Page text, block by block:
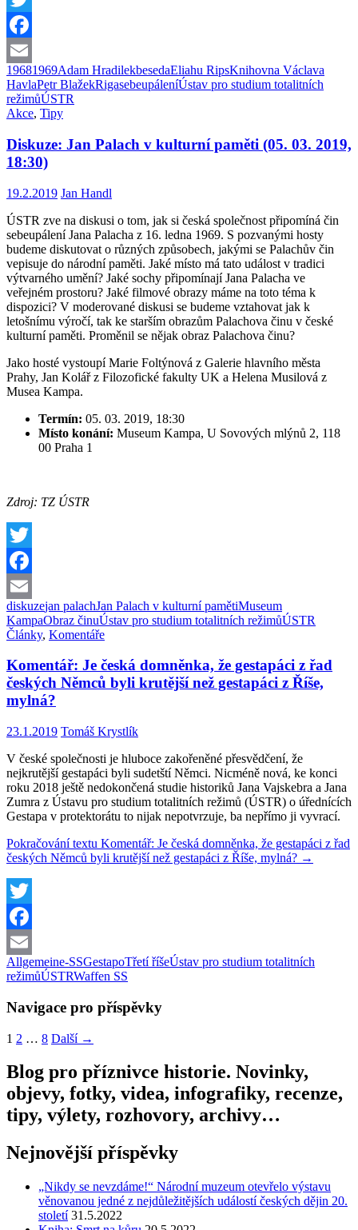
Twitter
Facebook
Email
19681969Adam HradilekbesedaEliahu RipsKnihovna Václava
HavlaPetr BlažekRigasebeupáleníÚstav pro studium totalitních
režimůÚSTR
Akce, Tipy
Diskuze: Jan Palach v kulturní paměti (05. 03. 2019,
18:30)
19.2.2019 Jan Handl
ÚSTR zve na diskusi o tom, jak si česká společnost připomíná čin
sebeupálení Jana Palacha z 16. ledna 1969. S pozvanými hosty
budeme diskutovat o různých způsobech, jakými se Palachův čin
vepisuje do národní paměti. Jaké místo má tato událost v tradici
výtvarného umění? Jaké sochy připomínají Jana Palacha ve
veřejném prostoru? Jaké filmové obrazy máme na toto téma k
dispozici? V moderované diskusi se budeme vztahovat jak k
letošnímu výročí, tak ke starším obrazům Palachova činu v české
kulturní paměti. Proměnil se nějak obraz Palachova činu?
Jako hosté vystoupí Marie Foltýnová z Galerie hlavního města
Prahy, Jan Kolář z Filozofické fakulty UK a Helena Musilová z
Musea Kampa.
Termín: 05. 03. 2019, 18:30
Místo konání: Museum Kampa, U Sovových mlýnů 2, 118
00 Praha 1
Zdroj: TZ ÚSTR
Twitter
Facebook
Email
diskuzejan palachJan Palach v kulturní pamětiMuseum
KampaObraz činuÚstav pro studium totalitních režimůÚSTR
Články, Komentáře
Komentář: Je česká domněnka, že gestapáci z řad
českých Němců byli krutější než gestapáci z Říše,
mylná?
23.1.2019 Tomáš Krystlík
V české společnosti je hluboce zakořeněné přesvědčení, že
nejkrutější gestapáci byli sudetští Němci. Nicméně nová, ke konci
roku 2018 ještě nedokončená studie historiků Jana Vajskebra a Jana
Zumra z Ústavu pro studium totalitních režimů (ÚSTR) o úřednících
Gestapa v protektorátu to nijak nepotvrzuje, ba nepřímo ji vyvrací.
Pokračování textu Komentář: Je česká domněnka, že gestapáci z řad
českých Němců byli krutější než gestapáci z Říše, mylná? →
Twitter
Facebook
Email
Allgemeine-SSGestapoTřetí říšeÚstav pro studium totalitních
režimůÚSTRWaffen SS
Navigace pro příspěvky
1 2 … 8 Další →
Blog pro příznivce historie. Novinky,
objevy, fotky, videa, infografiky, recenze,
tipy, výlety, rozhovory, archivy…
Nejnovější příspěvky
„Nikdy se nevzdáme!“ Národní muzeum otevřelo výstavu
věnovanou jedné z nejdůležitějších událostí českých dějin 20.
století 31.5.2022